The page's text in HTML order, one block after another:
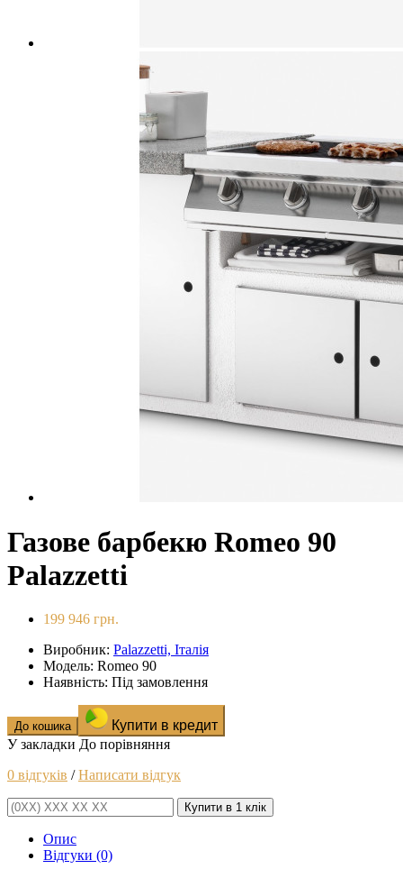
Газове барбекю Romeo 90
Palazzetti
199 946 грн.
Виробник: Palazzetti, Італія
Модель: Romeo 90
Наявність: Під замовлення
До кошика
Купити в кредит
У закладки До порівняння
0 відгуків /Написати відгук
Купити в 1 клік
Опис
Відгуки (0)